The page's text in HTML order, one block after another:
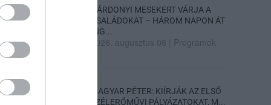
GÁRDONYI MESEKERT VÁRJA A
CSALÁDOKAT – HÁROM NAPON ÁT
ING...
2026. augusztus 06 Programok
MAGYAR PÉTER: KIÍRJÁK AZ ELSŐ
SZÉLERŐMŰVI PÁLYÁZATOKAT, M...